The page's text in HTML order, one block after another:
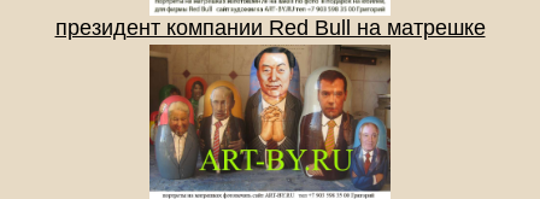
президент компании Red Bull на матрешке